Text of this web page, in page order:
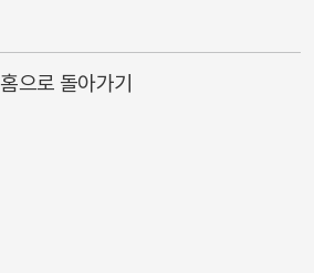
홈으로 돌아가기